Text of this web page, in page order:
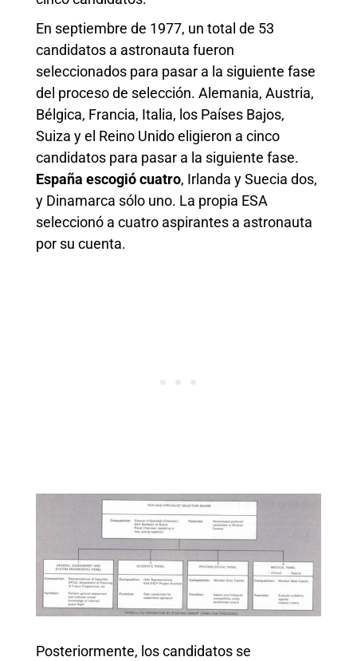
En septiembre de 1977, un total de 53
candidatos a astronauta fueron
seleccionados para pasar a la siguiente fase
del proceso de selección. Alemania, Austria,
Bélgica, Francia, Italia, los Países Bajos,
Suiza y el Reino Unido eligieron a cinco
candidatos para pasar a la siguiente fase.
España escogió cuatro, Irlanda y Suecia dos,
y Dinamarca sólo uno. La propia ESA
seleccionó a cuatro aspirantes a astronauta
por su cuenta.
Posteriormente, los candidatos se